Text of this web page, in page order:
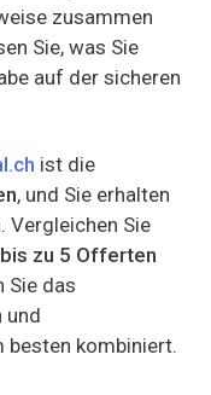
zusammen
Sie, was Sie
auf der sicheren
ist die
, und Sie erhalten
. Vergleichen Sie
bis zu 5 Offerten
Sie das
und
besten kombiniert.